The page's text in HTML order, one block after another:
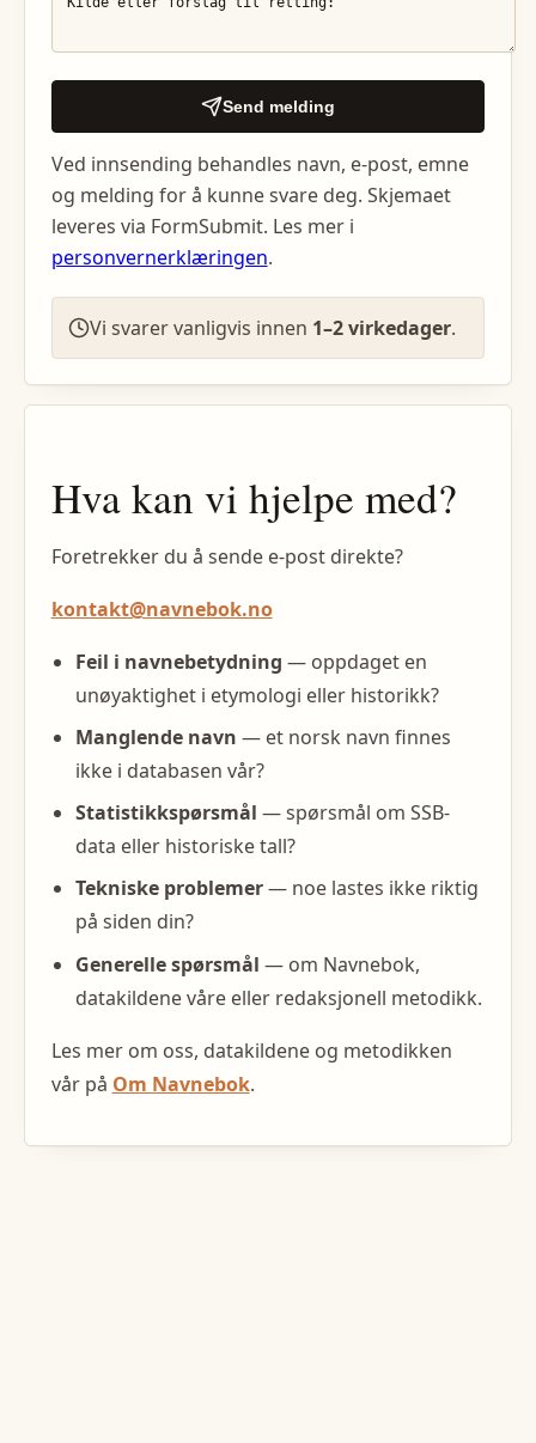
Send melding
Ved innsending behandles navn, e-post, emne
og melding for å kunne svare deg. Skjemaet
leveres via FormSubmit. Les mer i
personvernerklæringen.
Vi svarer vanligvis innen 1–2 virkedager.
Hva kan vi hjelpe med?
Foretrekker du å sende e-post direkte?
kontakt@navnebok.no
Feil i navnebetydning — oppdaget en
unøyaktighet i etymologi eller historikk?
Manglende navn — et norsk navn finnes
ikke i databasen vår?
Statistikkspørsmål — spørsmål om SSB-
data eller historiske tall?
Tekniske problemer— noe lastes ikke riktig
på siden din?
Generelle spørsmål — om Navnebok,
datakildene våre eller redaksjonell metodikk.
Les mer om oss, datakildene og metodikken
vår på Om Navnebok.